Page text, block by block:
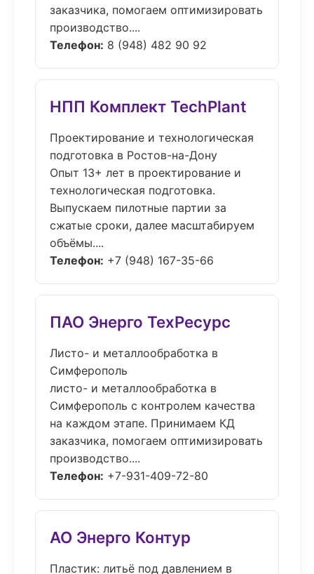
заказчика, помогаем оптимизировать
производство....
Телефон: 8 (948) 482 90 92
НПП Комплект TechPlant
Проектирование и технологическая
подготовка в Ростов-на-Дону
Опыт 13+ лет в проектирование и
технологическая подготовка.
Выпускаем пилотные партии за
сжатые сроки, далее масштабируем
объёмы....
Телефон: +7 (948) 167-35-66
ПАО Энерго ТехРесурс
Листо- и металлообработка в
Симферополь
листо- и металлообработка в
Симферополь с контролем качества
на каждом этапе. Принимаем КД
заказчика, помогаем оптимизировать
производство....
Телефон: +7-931-409-72-80
АО Энерго Контур
Пластик: литьё под давлением в